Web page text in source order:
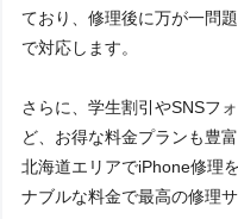
ており、修理後に万が一問
で対応します。
さらに、学生割引やSNSフ
ど、お得な料金プランも豊
北海道エリアでiPhone修理
ナブルな料金で最高の修理